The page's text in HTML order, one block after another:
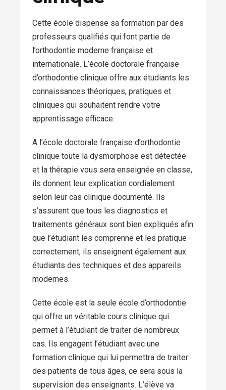
Cette école dispense sa formation par des
professeurs qualifiés qui font partie de
l’orthodontie moderne française et
internationale. L’école doctorale française
d’orthodontie clinique offre aux étudiants les
connaissances théoriques, pratiques et
cliniques qui souhaitent rendre votre
apprentissage efficace.
A l’école doctorale française d’orthodontie
clinique toute la dysmorphose est détectée
et la thérapie vous sera enseignée en classe,
ils donnent leur explication cordialement
selon leur cas clinique documenté. Ils
s’assurent que tous les diagnostics et
traitements généraux sont bien expliqués afin
que l’étudiant les comprenne et les pratique
correctement, ils enseignent également aux
étudiants des techniques et des appareils
modernes.
Cette école est la seule école d’orthodontie
qui offre un véritable cours clinique qui
permet à l’étudiant de traiter de nombreux
cas. Ils engagent l’étudiant avec une
formation clinique qui lui permettra de traiter
des patients de tous âges, ce sera sous la
supervision des enseignants. L’élève va